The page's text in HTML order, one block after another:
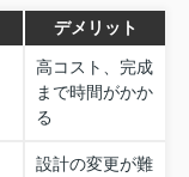
デメリット
高コスト、完成
まで時間がかか
る
設計の変更が難